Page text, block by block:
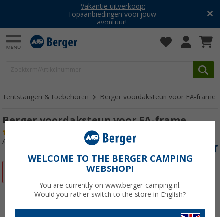
Vakantie-uitverkoop:
Topaanbiedingen voor jouw
avontuur!
Tentstangen & toebehoren Berger voordaksteun voor EA-frame
Berger voordaksteun voor EA-frame
Artikelnr: 330230
WELCOME TO THE BERGER CAMPING
WEBSHOP!
You are currently on www.berger-camping.nl.
Would you rather switch to the store in English?